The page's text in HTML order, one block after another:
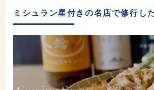
ミシュラン星付きの名店で修行し